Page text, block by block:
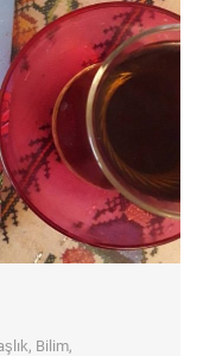
, Bilim,